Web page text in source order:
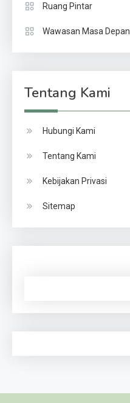
Ruang Pintar
Wawasan Masa Depan
Tentang Kami
Hubungi Kami
Tentang Kami
Kebijakan Privasi
Sitemap